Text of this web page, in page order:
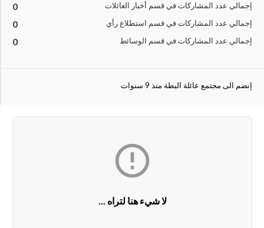
إجمالي عدد المشاركات في قسم أخبار العائلات 0
إجمالي عدد المشاركات في قسم استطلاع رأي 0
إجمالي عدد المشاركات في قسم الوسائط 0
إنضم الى مجتمع عائلة البطة منذ 9 سنوات

لا شيء هنا لتراه ...